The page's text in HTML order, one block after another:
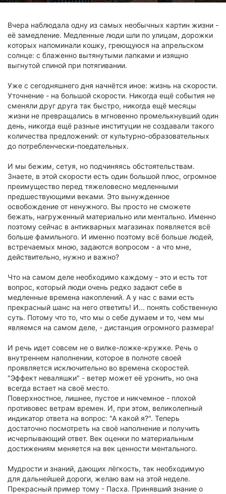
Вчера наблюдала одну из самых необычных картин жизни -
её замедление. Медленные люди шли по улицам, дорожки
которых напоминали кошку, греющуюся на апрельском
солнце: с блаженно вытянутыми лапками и изящно
выгнутой спиной при потягивании.
Уже с сегодняшнего дня начнётся иное: жизнь на скорости.
Уточнение - на большой скорости. Никогда ещё события не
сменяли друг друга так быстро, никогда ещё месяцы
жизни не превращались в мгновенно промелькнувший один
день, никогда ещё разные институции не создавали такого
количества предложений: от культурно-образовательных
до потребленчески-поедательных.
И мы бежим, сетуя, но подчиняясь обстоятельствам.
Знаете, в этой скорости есть один большой плюс, огромное
преимущество перед тяжеловесно медленными
предшествующими веками. Это вынужденное
освобождение от ненужного. Вы просто не сможете
бежать, нагруженный материально или ментально. Именно
поэтому сейчас в антикварных магазинах появляется всё
больше фамильного. И именно поэтому всё больше людей,
встречаемых мною, задаются вопросом - а что мне,
действительно, нужно и важно?
Что на самом деле необходимо каждому - это и есть тот
вопрос, который люди очень редко задают себе в
медленные времена накоплений. А у нас с вами есть
прекрасный шанс на него ответить! И... понять собственную
суть. Потому что то, что мы о себе думаем и то, чем мы
являемся на самом деле, - дистанция огромного размера!
И речь идет совсем не о вилке-ложке-кружке. Речь о
внутреннем наполнении, которое в полноте своей
проявляется исключительно во времена скоростей.
"Эффект неваляшки" - ветер может её уронить, но она
всегда встает на своё место.
Поверхностное, лишнее, пустое и никчемное - плохой
противовес ветрам времен. И, при этом, великолепный
индикатор ответа на вопрос: "А какой я?". Теперь
достаточно посмотреть на своё наполнение и получить
исчерпывающий ответ. Век оценки по материальным
достижениям меняется на век ценности ментального.
Мудрости и знаний, дающих лёгкость, так необходимую
для дальнейшей дороги, желаю вам на этой неделе.
Прекрасный пример тому - Пасха. Принявший знание о